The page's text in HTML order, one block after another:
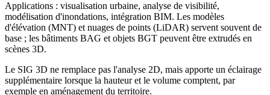
Applications : visualisation urbaine, analyse de visibilité,
modélisation d'inondations, intégration BIM. Les modèles
d'élévation (MNT) et nuages de points (LiDAR) servent souvent de
base ; les bâtiments BAG et objets BGT peuvent être extrudés en
scènes 3D.
Le SIG 3D ne remplace pas l'analyse 2D, mais apporte un éclairage
supplémentaire lorsque la hauteur et le volume comptent, par
exemple en aménagement du territoire.